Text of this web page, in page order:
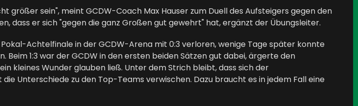
größer sein", meint GCDW-Coach Max Hauser zum Duell des Aufsteigers gegen den
dass er sich "gegen die ganz Großen gut gewehrt" hat, ergänzt der Übungsleiter.
Achtelfinale in der GCDW-Arena mit 0:3 verloren, wenige Tage später konnte
1:3 war der GCDW in den ersten beiden Sätzen gut dabei, ärgerte den
kleines Wunder glauben ließ. Unter dem Strich bleibt, dass sich der
Unterschiede zu den Top-Teams verwischen. Dazu braucht es in jedem Fall eine